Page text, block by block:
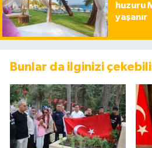
huzuru
yaşanır
Bunlar da ilginizi